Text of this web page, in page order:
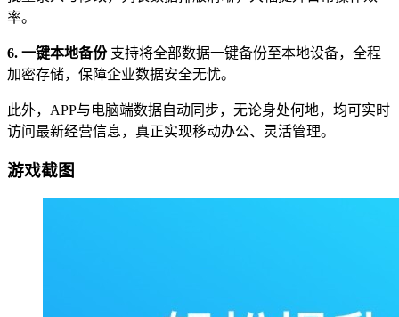
率。
6. 一键本地备份支持将全部数据一键备份至本地设备，全程
加密存储，保障企业数据安全无忧。
此外，APP与电脑端数据自动同步，无论身处何地，均可实时
访问最新经营信息，真正实现移动办公、灵活管理。
游戏截图